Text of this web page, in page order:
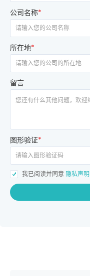
公司名称*
所在地*
留言
图形验证*
我已阅读并同意 隐私声明